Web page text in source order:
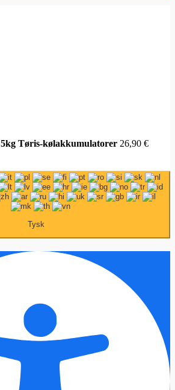
5kg Tøris-kølakkumulatorer 26,90 €
Tysk